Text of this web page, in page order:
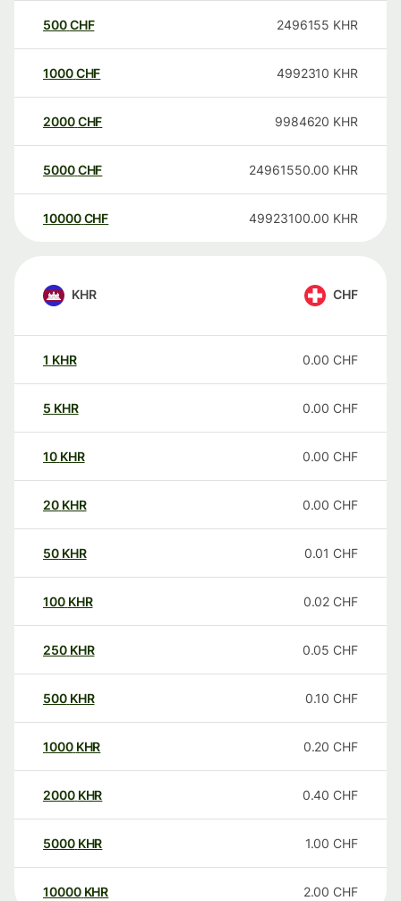
500CHF 2496155 KHR
1000CHF 4992310 KHR
2000CHF 9984620 KHR
5000CHF 24961550.00 KHR
10000 CHF 49923100.00 KHR
KHR CHF
1 KHR 0.00 CHF
5 KHR 0.00 CHF
10 KHR 0.00 CHF
20 KHR 0.00 CHF
50 KHR 0.01 CHF
100 KHR 0.02 CHF
250 KHR 0.05 CHF
500 KHR 0.10 CHF
1000 KHR 0.20 CHF
2000 KHR 0.40 CHF
5000 KHR 1.00 CHF
10000 KHR 2.00 CHF